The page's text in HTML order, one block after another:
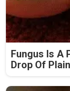
Fungus Is A
Drop Of